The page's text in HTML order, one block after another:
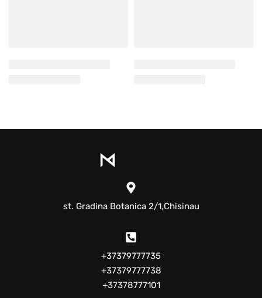
st. Gradina Botanica 2/1,Chisinau
+37379777735
+37379777738
+37378777101